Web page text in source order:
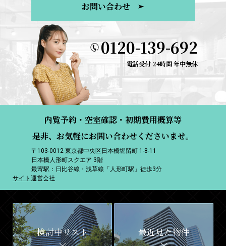
お問い合わせ
0120-139-692
電話受付 24時間 年中無休
内覧予約・空室確認・初期費用概算等
是非、お気軽にお問い合わせくださいませ。
〒103-0012 東京都中央区日本橋堀留町 1-8-11
日本橋人形町スクエア 3階
最寄駅：日比谷線・浅草線「人形町駅」徒歩3分
サイト運営会社
検討中リスト 最近見た物件